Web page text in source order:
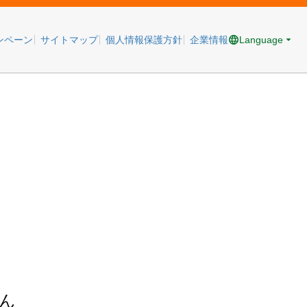
ペーン サイトマップ 個人情報保護方針 企業情報 Language